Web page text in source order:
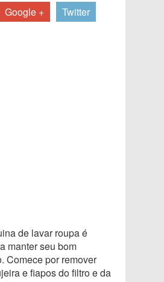
Google +
Twitter
de lavar roupa é
manter seu bom
Comece por remover
e fiapos do filtro e da